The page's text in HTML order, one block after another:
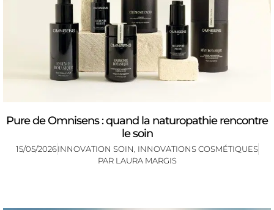
Pure de Omnisens : quand la naturopathie rencontre
le soin
15/05/2026INNOVATION SOIN INNOVATIONS COSMÉTIQUES
PAR LAURA MARGIS